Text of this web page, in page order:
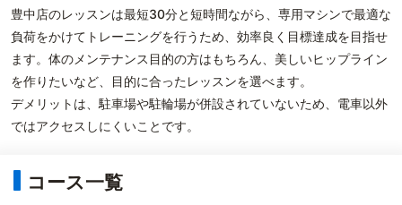
豊中店のレッスンは最短30分と短時間ながら、専用マシンで最適な
負荷をかけてトレーニングを行うため、効率良く目標達成を目指せ
ます。体のメンテナンス目的の方はもちろん、美しいヒップライン
を作りたいなど、目的に合ったレッスンを選べます。
デメリットは、駐車場や駐輪場が併設されていないため、電車以外
ではアクセスしにくいことです。
コース一覧